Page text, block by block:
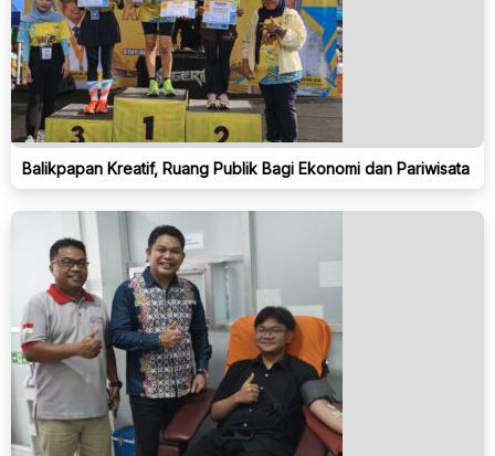
Balikpapan Kreatif, Ruang Publik Bagi Ekonomi dan Pariwisata